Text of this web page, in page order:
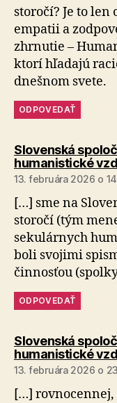
storočí? Je to len
empatii a
zhrnutie –
ktorí hľadajú
dnešnom svete.
ODPOVEDAŤ
Slovenská
humanistické
13. februára 2026 o
[…] sme na
storočí (tým
sekulárnych
boli svojimi
činnosťou
ODPOVEDAŤ
Slovenská
humanistické
13. februára 2026 o
[…]